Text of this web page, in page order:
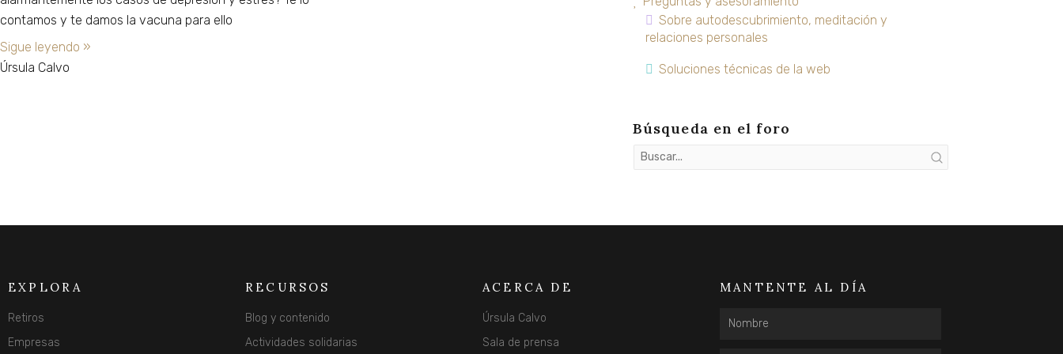
contamos y te damos la vacuna para ello
Sigue leyendo »
Úrsula Calvo
Sobre autodescubrimiento, meditación y
relaciones personales
Soluciones técnicas de la web
Búsqueda en el foro
EXPLORA
Retiros
Empresas
RECURSOS
Blog y contenido
Actividades solidarias
ACERCA DE
Úrsula Calvo
Sala de prensa
MANTENTE AL DÍA
Nombre